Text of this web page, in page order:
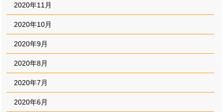
2020年11月
2020年10月
2020年9月
2020年8月
2020年7月
2020年6月